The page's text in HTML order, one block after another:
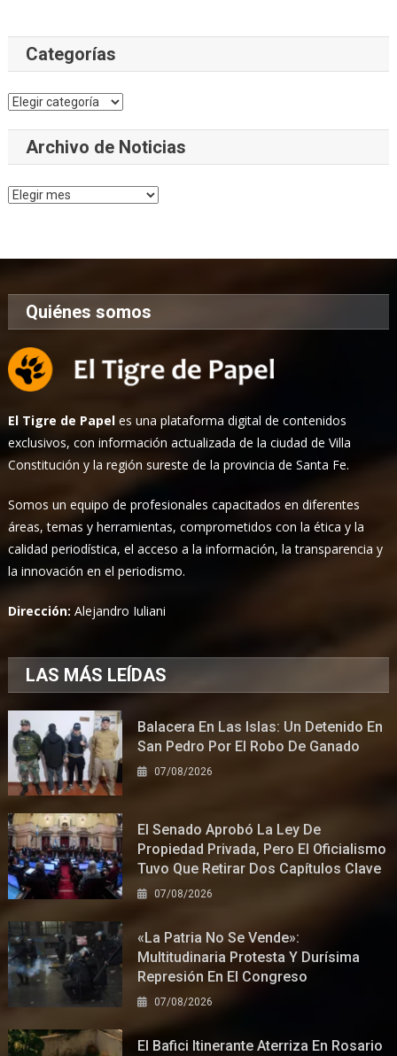
Categorías
Categorías
Archivo de Noticias
Archivo
Quiénes somos
El Tigre de Papel es una plataforma digital de contenidos
exclusivos, con información actualizada de la ciudad de Villa
Constitución y la región sureste de la provincia de Santa Fe.
Somos un equipo de profesionales capacitados en diferentes
áreas, temas y herramientas, comprometidos con la ética y la
calidad periodística, el acceso a la información, la transparencia y
la innovación en el periodismo.
Dirección:Alejandro Iuliani
LAS MÁS LEÍDAS
Balacera En Las Islas: Un Detenido En
San Pedro Por El Robo De Ganado
07/08/2026
El Senado Aprobó La Ley De
Propiedad Privada, Pero El Oficialismo
Tuvo Que Retirar Dos Capítulos Clave
07/08/2026
«La Patria No Se Vende»:
Multitudinaria Protesta Y Durísima
Represión En El Congreso
07/08/2026
El Bafici Itinerante Aterriza En Rosario